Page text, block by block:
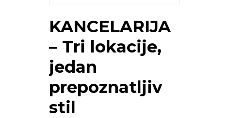
KANCELARIJA
– Tri lokacije,
jedan
prepoznatljiv
stil